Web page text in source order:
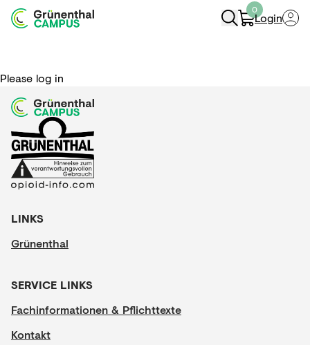
0
Login
Please log in
LINKS
Grünenthal
SERVICE LINKS
Fachinformationen & Pflichttexte
Kontakt